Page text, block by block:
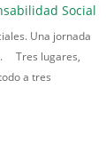
Social
Una jornada
Tres lugares,
a tres